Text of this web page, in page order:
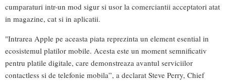
cumparaturi intr-un mod sigur si usor la comerciantii acceptatori atat
in magazine, cat si in aplicatii.
"Intrarea Apple pe aceasta piata reprezinta un element esential in
ecosistemul platilor mobile. Acesta este un moment semnificativ
pentru platile digitale, care demonstreaza avantul serviciilor
contactless si de telefonie mobila”, a declarat Steve Perry, Chief